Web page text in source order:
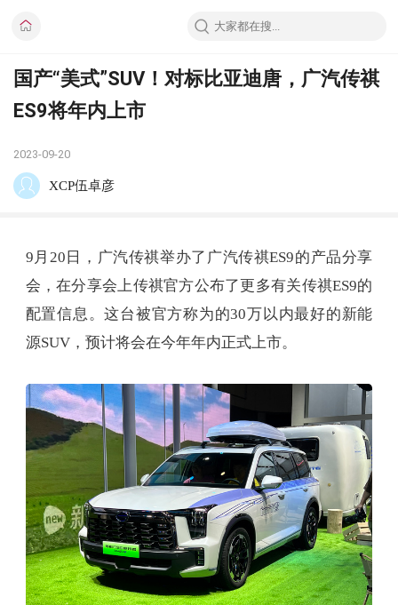
国产“美式”SUV！对标比亚迪唐，广汽传祺
ES9将年内上市
2023-09-20
XCP伍卓彦
9月20日，广汽传祺举办了广汽传祺ES9的产品分享
会，在分享会上传祺官方公布了更多有关传祺ES9的
配置信息。这台被官方称为的30万以内最好的新能
源SUV，预计将会在今年年内正式上市。